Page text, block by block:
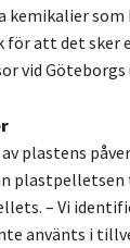
kemikalier
för att det sker
vid
plastens
plastpelletsen
– Vi
använts i